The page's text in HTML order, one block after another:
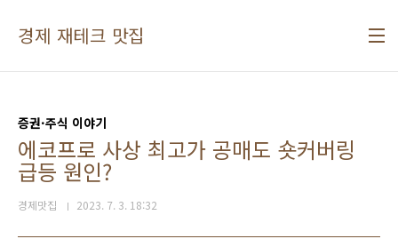
경제 재테크 맛집
증권·주식 이야기
에코프로 사상 최고가 공매도 숏커버링
급등 원인?
경제맛집 2023. 7. 3. 18:32